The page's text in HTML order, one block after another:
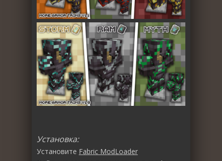
Установка:
Установите Fabric ModLoader